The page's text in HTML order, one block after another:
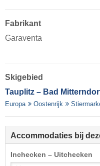
Fabrikant
Garaventa
Skigebied
Tauplitz – Bad
Europa Oostenrijk
Accommodaties bij
Inchecken – Uitchecken